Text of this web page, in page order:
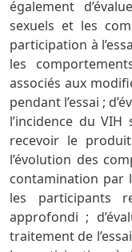
également
sexuels et les
participation à
les
associés aux
pendant l’essai ;
l’incidence du
recevoir le
l’évolution des
contamination par
les participants
approfondi ;
traitement de